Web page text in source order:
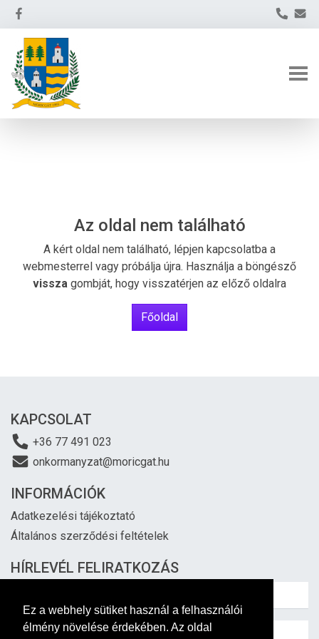
Ez a webhely sütiket használ a felhasználói
élmény növelése érdekében. Az oldal
Az oldal nem található
A kért oldal nem található, lépjen kapcsolatba a
webmesterrel vagy próbálja újra. Használja a böngésző
vissza gombját, hogy visszatérjen az előző oldalra
Főoldal
KAPCSOLAT
+36 77 491 023
onkormanyzat@moricgat.hu
INFORMÁCIÓK
Adatkezelési tájékoztató
Általános szerződési feltételek
HÍRLEVÉL FELIRATKOZÁS